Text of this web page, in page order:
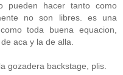
pueden hacer tanto como
no son libres. es una
toda buena equacion,
aca y la de alla.
gozadera backstage, plis.